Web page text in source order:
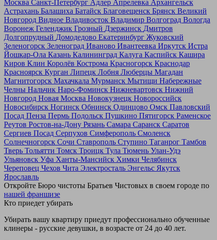
Москва Санкт-Петербург Адлер Апрелевка Архангельск
Астрахань Балашиха Батайск Благовещенск Брянск Великий
Новгород Видное Владивосток Владимир Волгоград Вологда
Воронеж Геленджик Грозный Дзержинск Дмитров
Долгопрудный Домодедово Екатеринбург Жуковский
Зеленогорск Зеленоград Иваново Ивантеевка Иркутск Истра
Йошкар-Ола Казань Калининград Калуга Каспийск Кашира
Киров Клин Королёв Кострома Красногорск Краснодар
Красноярск Курган Липецк Лобня Люберцы Магадан
Магнитогорск Махачкала Мурманск Мытищи Набережные
Челны Нальчик Наро-Фоминск Нижневартовск Нижний
Новгород Новая Москва Новокузнецк Новороссийск
Новосибирск Ногинск Обнинск Одинцово Омск Павловский
Посад Пенза Пермь Подольск Пушкино Пятигорск Раменское
Реутов Ростов-на-Дону Рязань Самара Саранск Саратов
Сергиев Посад Серпухов Симферополь Смоленск
Солнечногорск Сочи Ставрополь Ступино Таганрог Тамбов
Тверь Тольятти Томск Троицк Тула Тюмень Улан-Удэ
Ульяновск Уфа Ханты-Мансийск Химки Челябинск
Череповец Чехов Чита Электросталь Энгельс Якутск
Ярославль
Откройте Бюро чистоты Братьев Чистовых в своем городе по
нашей франшизе
Кто приедет убирать
Убирать вашу квартиру приедут профессионально обученные
клинеры - русские девушки, в возрасте от 24 до 40 лет.